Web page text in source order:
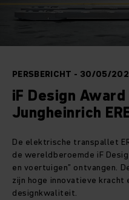
PERSBERICHT - 30/05/
iF Design
Jungheinrich
De elektrische transpallet
de wereldberoemde iF
en voertuigen” ontvangen.
zijn hoge innovatieve kracht
designkwaliteit.